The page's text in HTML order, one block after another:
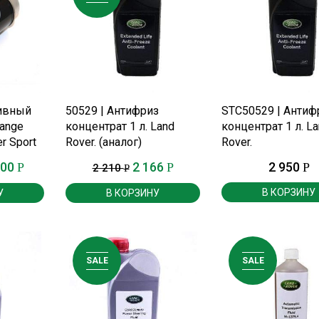
Sport
Р
ПОДРОБНЕЕ
50529 | Антифриз
концентрат 1 л. Land
Rover. (аналог)
2 210Р 2 166 Р
В КОРЗИНУ
ПОДРОБНЕЕ
STC50529 |
концентрат 1 л.
Rover.
2 950 Р
В КОРЗИНУ
SALE SALE